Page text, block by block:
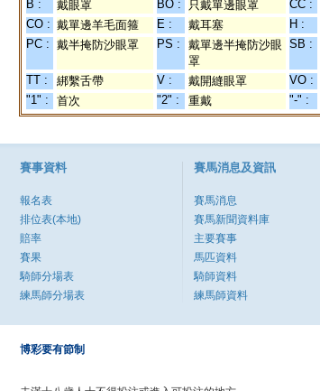
B : 戴眼罩 BO : 只戴單邊眼罩 CC :
CO : 戴單邊羊毛面箍 E : 戴耳塞 H :
PC : 戴半掩防沙眼罩 PS :
戴單邊半掩防沙眼
罩
SB :
TT : 綁繫舌帶 V : 戴開縫眼罩 VO :
"1" :
首次 "2" : 重戴 "-" :
賽事資料
報名表
排位表(本地)
賠率
賽果
騎師分場表
練馬師分場表
賽馬消息及資訊
賽馬消息
賽馬新聞資料庫
主要賽事
馬匹資料
騎師資料
練馬師資料
博彩要有節制